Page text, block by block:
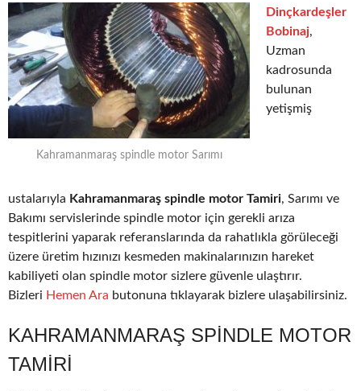
Kahramanmaraş spindle motor Sarımı
Dinçkardeşler
Bobinaj,
Uzman
kadrosunda
bulunan
yetişmiş
ustalarıyla Kahramanmaraş spindle motor Tamiri, Sarımı ve
Bakımı servislerinde spindle motor için gerekli arıza
tespitlerini yaparak referanslarında da rahatlıkla görüleceği
üzere üretim hızınızı kesmeden makinalarınızın hareket
kabiliyeti olan spindle motor sizlere güvenle ulaştırır.
Bizleri Hemen Ara butonuna tıklayarak bizlere ulaşabilirsiniz.
KAHRAMANMARAŞ SPINDLE MOTOR
TAMIRI